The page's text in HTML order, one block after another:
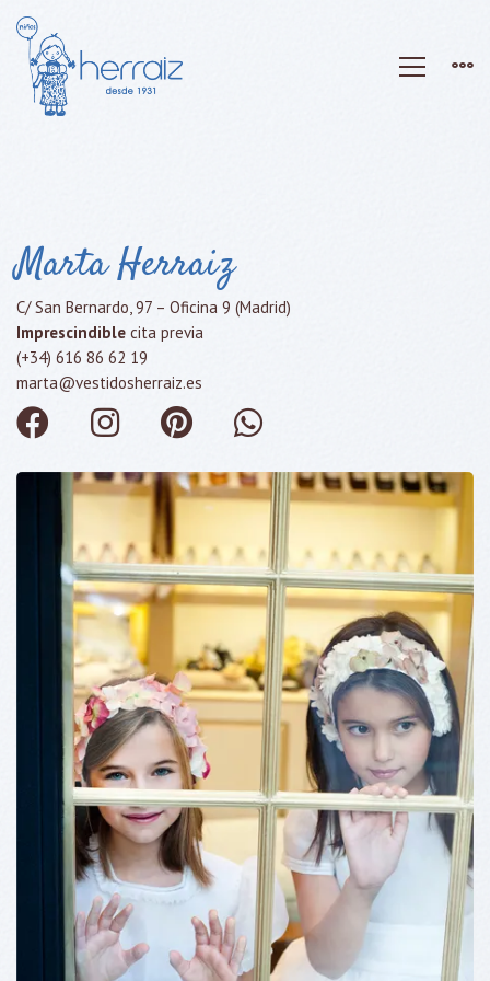
Contacto
–
Vestidos
Herraiz
Marta Herraiz
C/ San Bernardo, 97 – Oficina 9 (Madrid)
Imprescindible cita previa
(+34) 616 86 62 19
marta@vestidosherraiz.es